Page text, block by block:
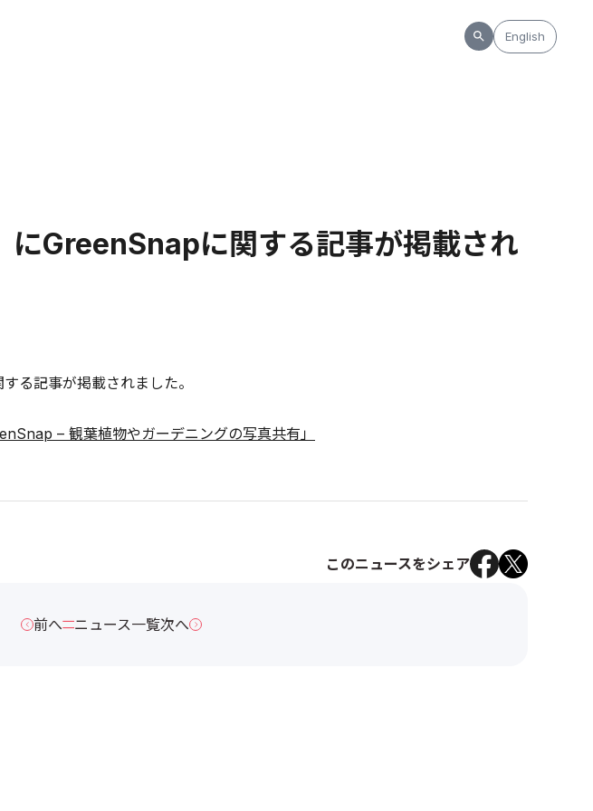
English
にGreenSnapに関する記事が掲載され
する記事が掲載されました。
– 観葉植物やガーデニングの写真共有」
このニュースをシェア
前へ ニュース一覧次へ